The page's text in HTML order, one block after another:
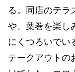
る。同店のテラ
や、葉巻を楽し
にくつろいでい
テークアウトの